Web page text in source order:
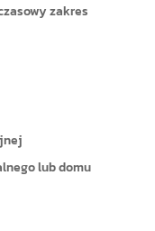
zakres
lub domu